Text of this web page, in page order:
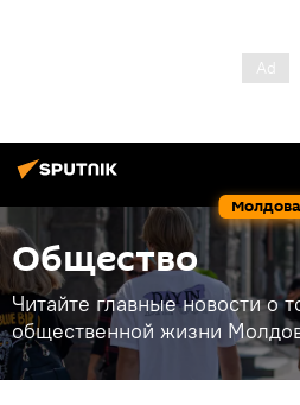
Молдова
Общество
Читайте главные новости о
общественной жизни